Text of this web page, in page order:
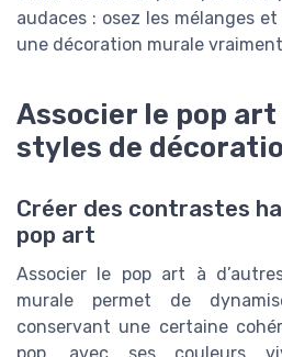
audaces : osez les mélanges
une décoration murale
Associer le pop art
styles de
Créer des contrastes
pop art
Associer le pop art à
murale permet de
conservant une certaine